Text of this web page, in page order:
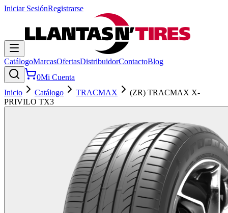
Iniciar SesiónRegistrarse
CatálogoMarcasOfertasDistribuidorContactoBlog
0Mi Cuenta
Inicio
Catálogo TRACMAX
(ZR) TRACMAX X-
PRIVILO TX3